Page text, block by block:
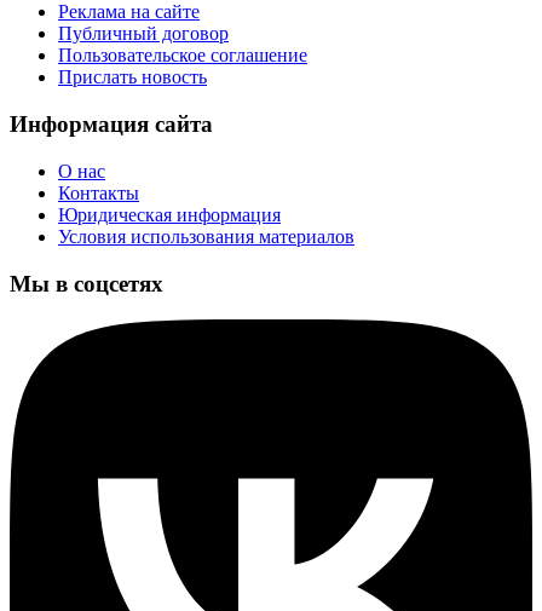
Реклама на сайте
Публичный договор
Пользовательское соглашение
Прислать новость
Информация сайта
О нас
Контакты
Юридическая информация
Условия использования материалов
Мы в соцсетях